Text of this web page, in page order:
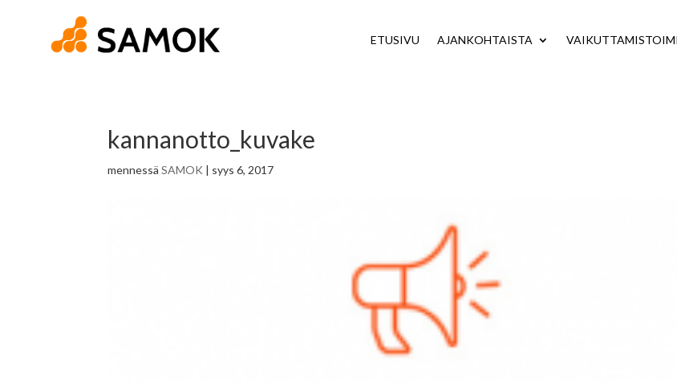
ETUSIVU AJANKOHTAISTA
kannanotto_kuvake
mennessäSAMOK | syys 6, 2017